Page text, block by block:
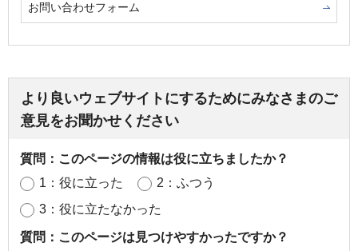
お問い合わせフォーム
より良いウェブサイトにするためにみなさまのご
意見をお聞かせください
質問：このページの情報は役に立ちましたか？
1：役に立った
2：ふつう
3：役に立たなかった
質問：このページは見つけやすかったですか？